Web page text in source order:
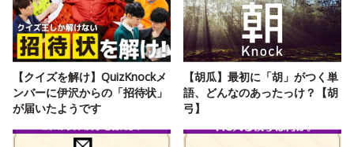
【クイズを解け】QuizKnockメ
ンバーに伊沢からの「招待状」
が届いたようです
【胡瓜】最初に「胡」がつく単
語、どんなのあったっけ？【胡
弓】